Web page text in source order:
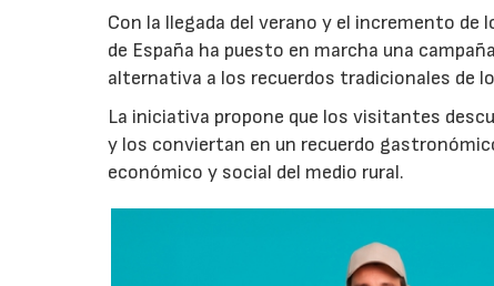
Con la llegada del verano y el incremento
de España ha puesto en marcha una
alternativa a los recuerdos tradicionales de
La iniciativa propone que los visitantes
y los conviertan en un recuerdo
económico y social del medio rural.